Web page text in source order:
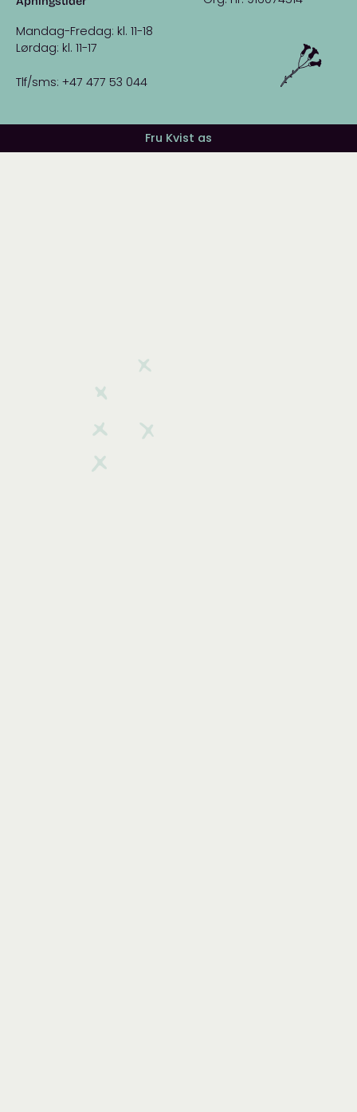
Mandag-Fredag: kl. 11-18
Lørdag: kl. 11-17
Tlf/sms: +47 477 53 044
Fru Kvist as